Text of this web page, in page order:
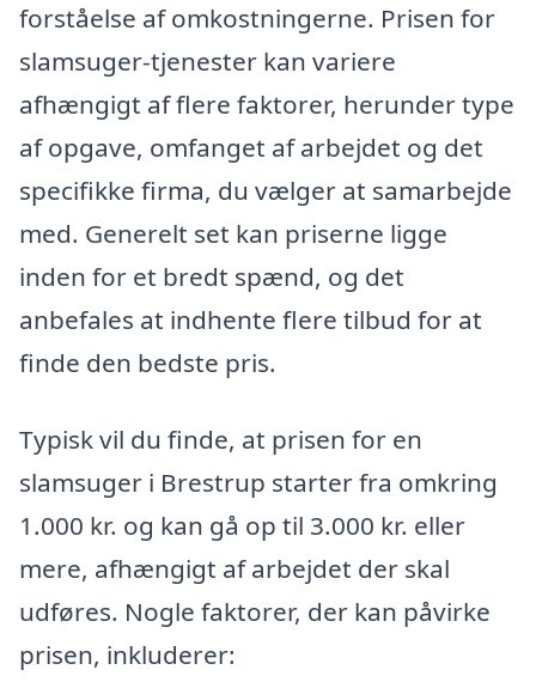
forståelse af omkostningerne. Prisen for
slamsuger-tjenester kan variere
afhængigt af flere faktorer, herunder type
af opgave, omfanget af arbejdet og det
specifikke firma, du vælger at samarbejde
med. Generelt set kan priserne ligge
inden for et bredt spænd, og det
anbefales at indhente flere tilbud for at
finde den bedste pris.
Typisk vil du finde, at prisen for en
slamsuger i Brestrup starter fra omkring
1.000 kr. og kan gå op til 3.000 kr. eller
mere, afhængigt af arbejdet der skal
udføres. Nogle faktorer, der kan påvirke
prisen, inkluderer: